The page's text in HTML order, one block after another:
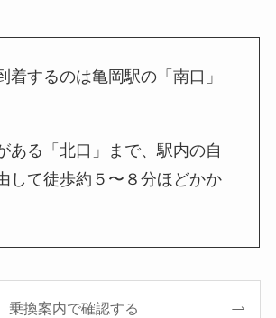
着するのは亀岡駅の「南口」
ある「北口」まで、駅内の自
して徒歩約５〜８分ほどかか
乗換案内で確認する